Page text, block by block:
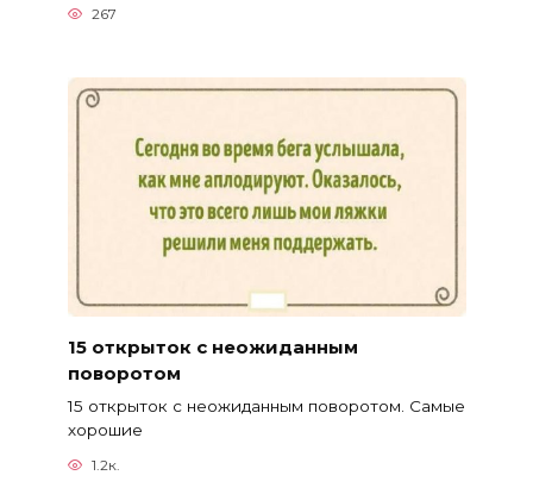
267
15 открыток с неожиданным
поворотом
15 открыток с неожиданным поворотом. Самые
хорошие
1.2к.